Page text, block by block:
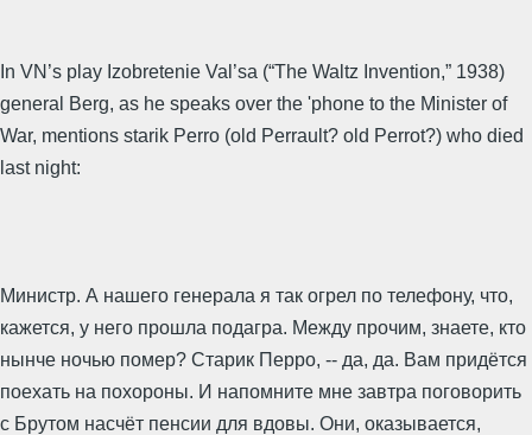
In VN’s play Izobretenie Val’sa (“The Waltz Invention,” 1938)
general Berg, as he speaks over the 'phone to the Minister of
War, mentions starik Perro (old Perrault? old Perrot?) who died
last night:
Министр. А нашего генерала я так огрел по телефону, что,
кажется, у него прошла подагра. Между прочим, знаете, кто
нынче ночью помер? Старик Перро, -- да, да. Вам придётся
поехать на похороны. И напомните мне завтра поговорить
с Брутом насчёт пенсии для вдовы. Они, оказывается,